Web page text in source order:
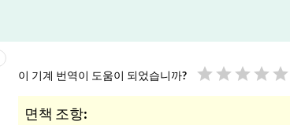
이 기계 번역이 도움이 되었습니까? star star star star star
면책 조항: